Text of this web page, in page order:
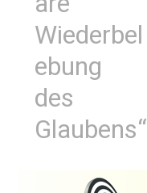
Wiederbel
ebung
des
Glaubens“